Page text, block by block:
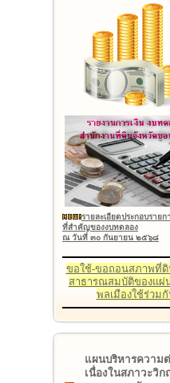
รายละเอียดประกอบราย
ที่สำคัญของงบทดลอง
ณ วันที่ ๓๐ กันยายน ๒๕๖๘
ขอใช้-ขอถอนสภาพที่ดิ
สาธารณสมบัติของแผ่
พลเมืองใช้ร่วม
แผนบริหารความ
เนื่องในสภาวะวิก